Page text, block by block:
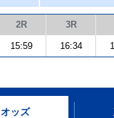
2R 3R
15:59 16:34
オッズ